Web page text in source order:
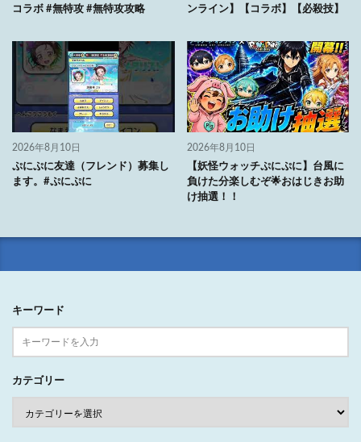
コラボ #無特攻 #無特攻攻略
ンライン】【コラボ】【必殺技】
2026年8月10日
ぷにぷに友達（フレンド）募集し
ます。#ぷにぷに
2026年8月10日
【妖怪ウォッチぷにぷに】台風に
負けた分楽しむぞ🌟おはじきお助
け抽選！！
キーワード
カテゴリー